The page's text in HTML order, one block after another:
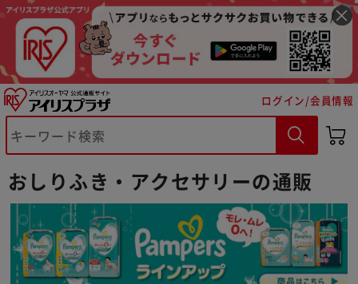
ログイン/会員情報
おしりふき・アクセサリーの通販
※ご確認ください